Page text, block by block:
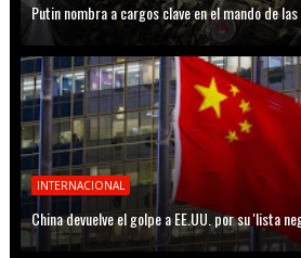
Putin nombra a cargos clave en el mando de
INTERNACIONAL
China devuelve el golpe a EE.UU. por su 'lista